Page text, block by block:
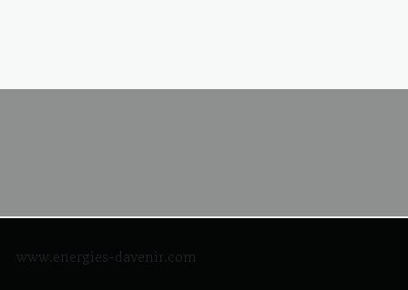
www.energies-davenir.com